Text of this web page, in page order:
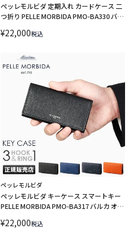
ペッレモルビダ 定期入れ カードケース 二
つ折り PELLE MORBIDA PMO-BA330 バル
¥22,000税込
ペッレモルビダ
ペッレモルビダ キーケース スマートキー
PELLE MORBIDA PMO-BA317 バルカ オー
¥22,000税込